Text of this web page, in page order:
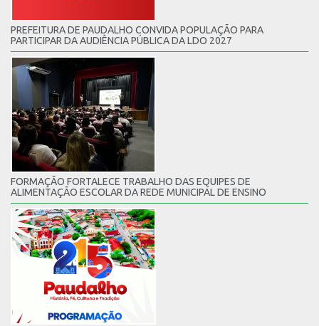
PREFEITURA DE PAUDALHO CONVIDA POPULAÇÃO PARA
PARTICIPAR DA AUDIÊNCIA PÚBLICA DA LDO 2027
FORMAÇÃO FORTALECE TRABALHO DAS EQUIPES DE
ALIMENTAÇÃO ESCOLAR DA REDE MUNICIPAL DE ENSINO